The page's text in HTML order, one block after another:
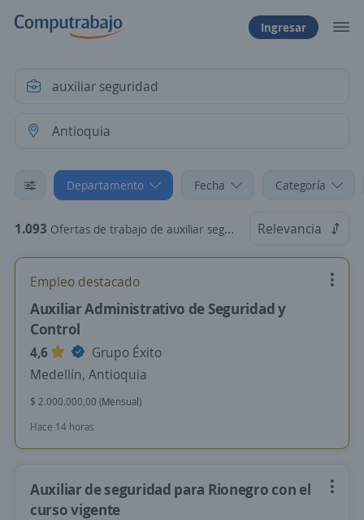
Ingresar
Departamento Fecha Categoría
1.093 Ofertas de trabajo de auxiliar seguridad en Antioquia Relevancia
Empleo destacado
Auxiliar Administrativo de Seguridad y
Control
4,6
Grupo Éxito
Medellín, Antioquia
$ 2.000.000,00 (Mensual)
Hace 14 horas
Auxiliar de seguridad para Rionegro con el
curso vigente